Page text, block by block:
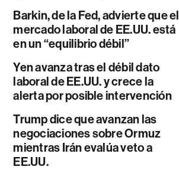
Barkin, de la Fed, advierte que el
mercado laboral de EE.UU. está
en un “equilibrio débil”
Yen avanza tras el débil dato
laboral de EE.UU. y crece la
alerta por posible intervención
Trump dice que avanzan las
negociaciones sobre Ormuz
mientras Irán evalúa veto a
EE.UU.